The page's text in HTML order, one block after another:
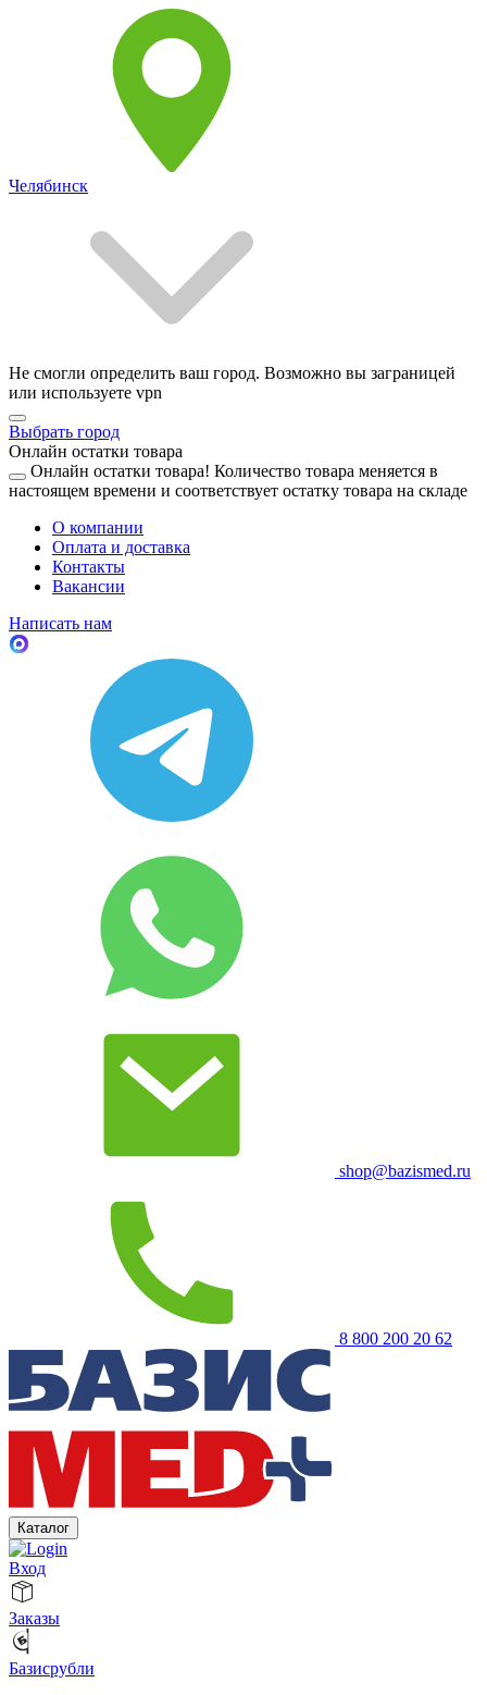
Челябинск
Не смогли определить ваш город. Возможно вы заграницей
или используете vpn
Выбрать город
Онлайн остатки товара
Онлайн остатки товара! Количество товара меняется в
настоящем времени и соответствует остатку товара на складе
О компании
Оплата и доставка
Контакты
Вакансии
Написать нам
shop@bazismed.ru
8 800 200 20 62
Каталог
Вход
Заказы
Базисрубли